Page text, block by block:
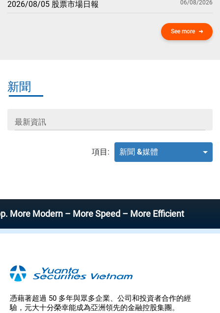
2026/08/05 股票市場日報 06/08/2026
See more
新聞
最新資訊
項目: 新聞 &媒體
Modern – More Speed – More Efficient
憑藉著超過 50 多年與眾多企業、公司和投資者合作的經
驗，元大十分榮幸能成為亞洲領先的金融控股集團。